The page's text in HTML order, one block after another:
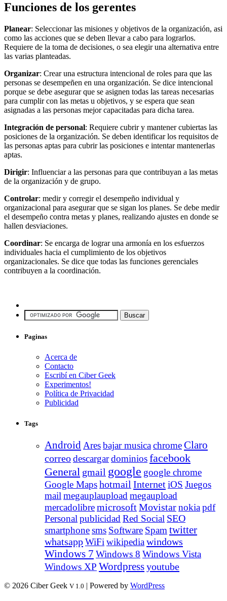
Funciones de los gerentes
Planear: Seleccionar las misiones y objetivos de la organización, asi
como las acciones que se deben llevar a cabo para lograrlos.
Requiere de la toma de decisiones, o sea elegir una alternativa entre
las varias planteadas.
Organizar: Crear una estructura intencional de roles para que las
personas se desempeñen en una organización. Se dice intencional
porque se debe asegurar que se asignen todas las tareas necesarias
para cumplir con las metas u objetivos, y se espera que sean
asignadas a las personas mejor capacitadas para dicha tarea.
Integración de personal: Requiere cubrir y mantener cubiertas las
posiciones de la organización. Se deben identificar los requisitos de
las personas aptas para cubrir las posiciones e intentar mantenerlas
aptas.
Dirigir: Influenciar a las personas para que contribuyan a las metas
de la organización y de grupo.
Controlar: medir y corregir el desempeño individual y
organizacional para asegurar que se sigan los planes. Se debe medir
el desempeño contra metas y planes, realizando ajustes en donde se
hallen desviaciones.
Coordinar: Se encarga de lograr una armonía en los esfuerzos
individuales hacia el cumplimiento de los objetivos
organizacionales. Se dice que todas las funciones gerenciales
contribuyen a la coordinación.
Paginas
Acerca de
Contacto
Escribí en Ciber Geek
Experimentos!
Política de Privacidad
Publicidad
Tags
Android Aresbajar musicachromeClaro
correodescargardominiosfacebook
General gmail google google chrome
Google Mapshotmail InternetiOS Juegos
mail megauplaupload megaupload
mercadolibremicrosoftMovistarnokiapdf
Personal publicidad Red Social SEO
smartphonesms Software Spam twitter
whatsappWiFi wikipediawindows
Windows 7 Windows 8 Windows Vista
Windows XP Wordpressyoutube
© 2026 Ciber Geek V 1.0 | Powered by WordPress